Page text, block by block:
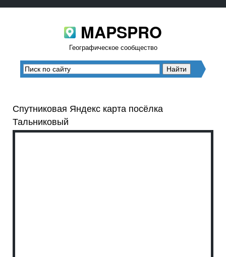
MAPSPRO
Географическое сообщество
Спутниковая Яндекс карта посёлка
Тальниковый